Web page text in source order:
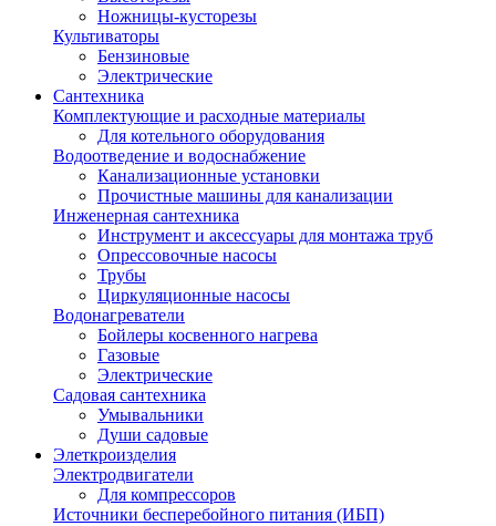
Ножницы-кусторезы
Культиваторы
Бензиновые
Электрические
Сантехника
Комплектующие и расходные материалы
Для котельного оборудования
Водоотведение и водоснабжение
Канализационные установки
Прочистные машины для канализации
Инженерная сантехника
Инструмент и аксессуары для монтажа труб
Опрессовочные насосы
Трубы
Циркуляционные насосы
Водонагреватели
Бойлеры косвенного нагрева
Газовые
Электрические
Садовая сантехника
Умывальники
Души садовые
Элеткроизделия
Электродвигатели
Для компрессоров
Источники бесперебойного питания (ИБП)